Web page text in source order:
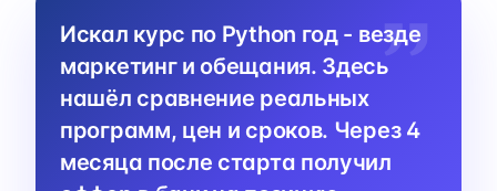
Искал курс по Python год - везде
маркетинг и обещания. Здесь
нашёл сравнение реальных
программ, цен и сроков. Через 4
месяца после старта получил